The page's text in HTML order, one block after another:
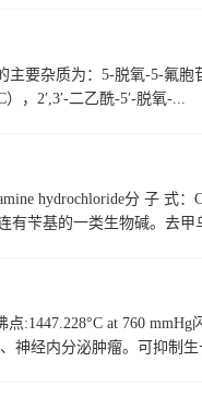
要杂质为：5-脱氧-5-氟胞
，2′,3′-二乙酰-5′-脱氧-...
hydrochloride分 子 式
有苄基的一类生物碱。去甲
:1447.228°C at 760
神经内分泌肿瘤。可抑制生